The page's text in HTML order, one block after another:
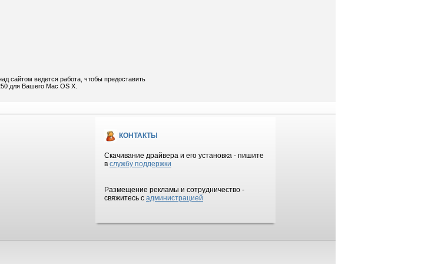
сайтом ведется работа, чтобы предоставить
для Вашего Mac OS X.
КОНТАКТЫ
Скачивание драйвера и его установка - пишите
в службу поддержки
Размещение рекламы и сотрудничество -
свяжитесь с администрацией